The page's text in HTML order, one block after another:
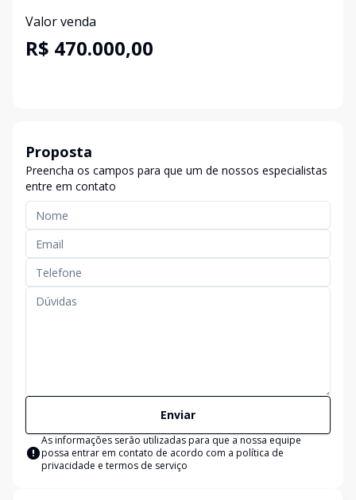
Valor venda
R$ 470.000,00
Proposta
Preencha os campos para que um de nossos especialistas
entre em contato
Enviar
As informações serão utilizadas para que a nossa equipe
possa entrar em contato de acordo com a política de
privacidade e termos de serviço